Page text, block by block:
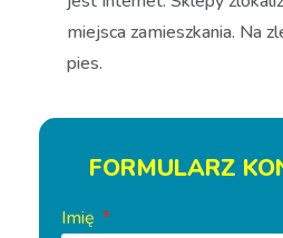
miejsca zamieszkania. Na
pies.
FORMULARZ
Imię